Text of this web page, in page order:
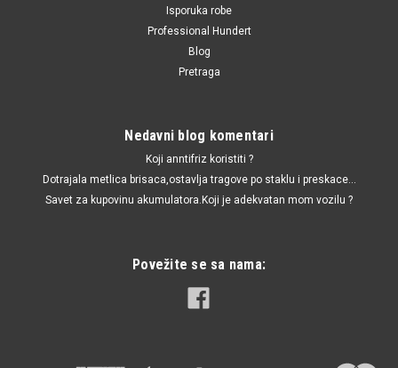
Isporuka robe
Professional Hundert
Blog
Pretraga
Nedavni blog komentari
Koji anntifriz koristiti ?
Dotrajala metlica brisaca,ostavlja tragove po staklu i preskace...
Savet za kupovinu akumulatora.Koji je adekvatan mom vozilu ?
Povežite se sa nama: